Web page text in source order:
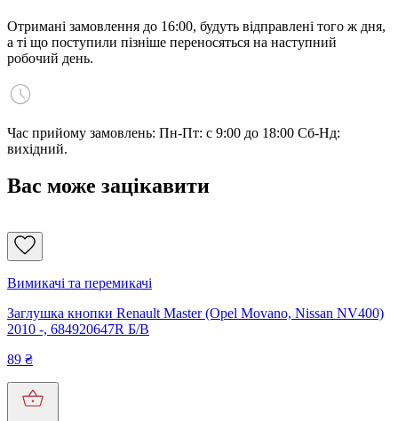
Отримані замовлення до 16:00, будуть відправлені того ж дня,
а ті що поступили пізніше переносяться на наступний
робочий день.
Час прийому замовлень: Пн-Пт: с 9:00 до 18:00 Сб-Нд:
вихідний.
Вас може зацікавити
Вимикачі та перемикачі
Заглушка кнопки Renault Master (Opel Movano, Nissan NV400)
2010 -, 684920647R Б/В
89 ₴